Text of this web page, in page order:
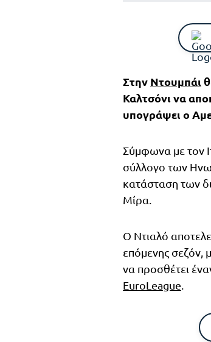
Στην Ντουμπάι
Καλτσόνι να
υπογράψει ο
Σύμφωνα με τον
σύλλογο των
κατάσταση των
Μίρα.
Ο Ντιαλό
επόμενης σεζόν,
να προσθέτει
EuroLeague.